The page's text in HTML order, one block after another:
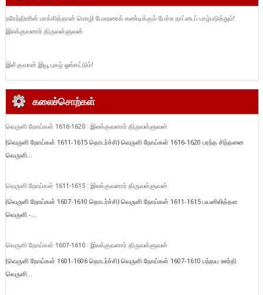
நரேந்திரரின் பாக்கித்தான் மொழி பேசுநரைக் கண்டிக்கும் பேச்சு நாட்டைப் பாழ்படுத்தும்!
இலக்குவனார் திருவள்ளுவன்
இலீ குவான் இயூ புகழ் ஓங்கட்டும்!
கலைச்சொற்கள்
வெருளி நோய்கள் 1616-1620 : இலக்குவனார் திருவள்ளுவன்
(வெருளி நோய்கள் 1611-1615 தொடர்ச்சி) வெருளி நோய்கள் 1616-1620 பரந்த சிந்தனை
வெருளி...
வெருளி நோய்கள் 1611-1615 : இலக்குவனார் திருவள்ளுவன்
(வெருளி நோய்கள் 1607-1610 தொடர்ச்சி) வெருளி நோய்கள் 1611-1615 பயனிலித்தள
வெருளி -...
வெருளி நோய்கள் 1607-1610 : இலக்குவனார் திருவள்ளுவன்
(வெருளி நோய்கள் 1601-1606 தொடர்ச்சி) வெருளி நோய்கள் 1607-1610 பந்தய ஊர்தி
வெருளி...